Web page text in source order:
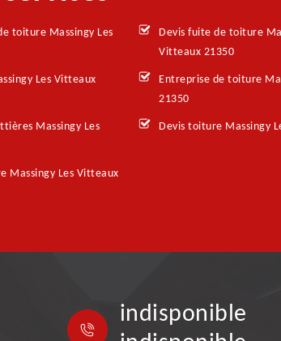
toiture Massingy Les
Les Vitteaux
Massingy Les
Massingy Les Vitteaux
Devis fuite de toiture
Vitteaux 21350
Entreprise de toiture
21350
Devis toiture Massingy
indisponible